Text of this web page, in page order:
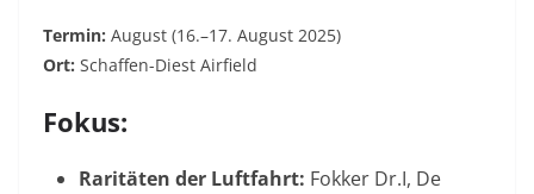
Termin: August (16.–17. August 2025)
Ort: Schaffen-Diest Airfield
Fokus:
Raritäten der Luftfahrt: Fokker Dr.I, De